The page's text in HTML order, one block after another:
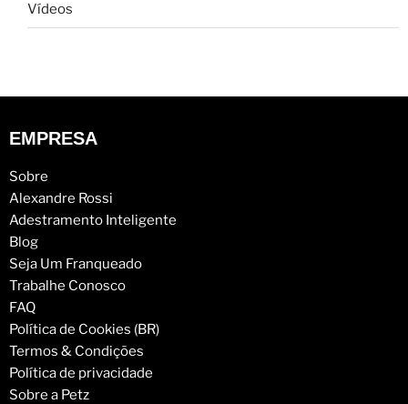
Vídeos
EMPRESA
Sobre
Alexandre Rossi
Adestramento Inteligente
Blog
Seja Um Franqueado
Trabalhe Conosco
FAQ
Política de Cookies (BR)
Termos & Condições
Política de privacidade
Sobre a Petz